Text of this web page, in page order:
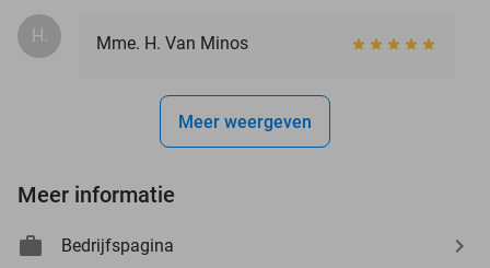
H. Mme. H. Van Minos
Meer weergeven
Meer informatie
Bedrijfspagina